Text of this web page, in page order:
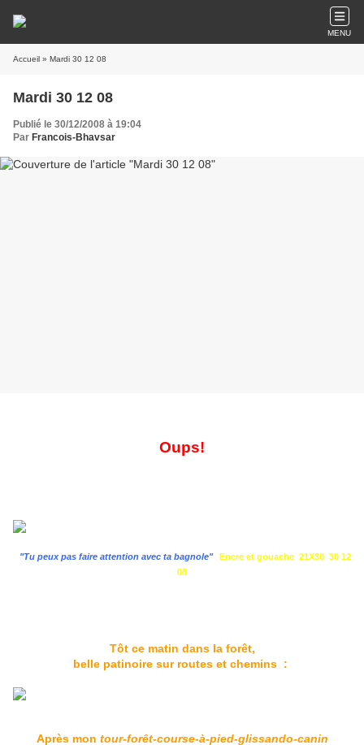
MENU
Accueil » Mardi 30 12 08
Mardi 30 12 08
Publié le 30/12/2008 à 19:04
Par Francois-Bhavsar
Oups!
"Tu peux pas faire attention avec ta bagnole"
Encre et gouache 21X30 30 12
08
Tôt ce matin dans la forêt,
belle patinoire sur routes et chemins :
Après mon tour-forêt-course-à-pied-glissando-canin